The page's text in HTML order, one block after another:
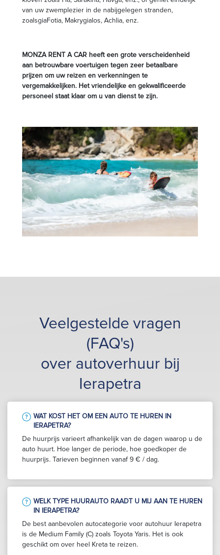
van uw zwemplezier in de nabijgelegen stranden,
zoalsgiaFotia, Makrygialos, Achlia, enz.
MONZA RENT A CAR heeft een grote verscheidenheid
aan betrouwbare voertuigen tegen zeer betaalbare
prijzen om uw reizen en verkenningen te
vergemakkelijken. Het vriendelijke en gekwalificeerde
personeel staat klaar om u van dienst te zijn.
Veelgestelde vragen
(FAQ's)
over autoverhuur bij
Ierapetra
WAT KOST HET OM EEN AUTO TE HUREN IN
IERAPETRA?
De huurprijs varieert afhankelijk van de dagen waarop u de
auto huurt. Hoe langer de periode, hoe goedkoper de
huurprijs. Tarieven beginnen vanaf 9 € / dag.
WELK TYPE HUURAUTO RAADT U MIJ AAN TE HUREN
IN IERAPETRA?
De best aanbevolen autocategorie voor autohuur Ierapetra
is de Medium Family (C) zoals Toyota Yaris. Het is ook
geschikt om over heel Kreta te reizen.